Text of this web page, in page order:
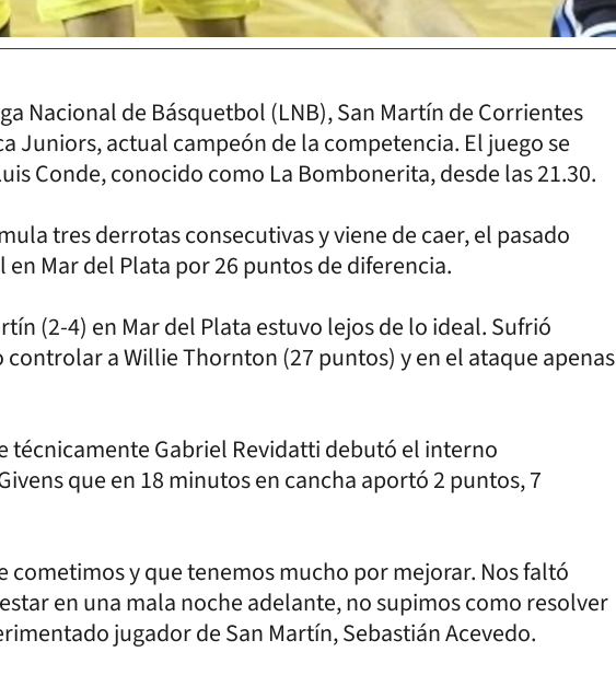
Nacional de Básquetbol (LNB), San Martín de Corrientes
Juniors, actual campeón de la competencia. El juego se
Conde, conocido como La Bombonerita, desde las 21.30.
tres derrotas consecutivas y viene de caer, el pasado
Mar del Plata por 26 puntos de diferencia.
(2-4) en Mar del Plata estuvo lejos de lo ideal. Sufrió
a Willie Thornton (27 puntos) y en el ataque apenas
técnicamente Gabriel Revidatti debutó el interno
que en 18 minutos en cancha aportó 2 puntos, 7
cometimos y que tenemos mucho por mejorar. Nos faltó
en una mala noche adelante, no supimos como resolver
jugador de San Martín, Sebastián Acevedo.